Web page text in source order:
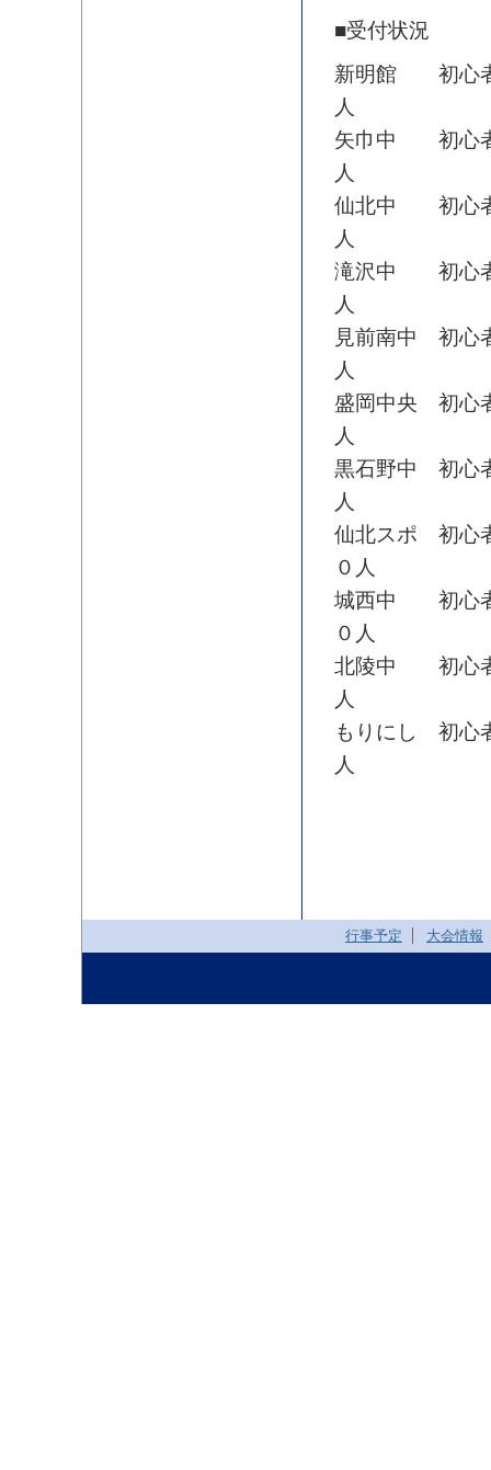
■受付状況
新明館 初心者
人
矢巾中 初心者
人
仙北中 初心者
人
滝沢中 初心者
人
見前南中 初心
人
盛岡中央 初心
人
黒石野中 初心
人
仙北スポ 初心
０人
城西中 初心者
０人
北陵中 初心者
人
もりにし 初心
人
行事予定 大会情報